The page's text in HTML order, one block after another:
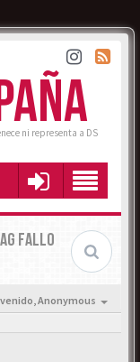
ni representa a DS
FALLO
Anonymous